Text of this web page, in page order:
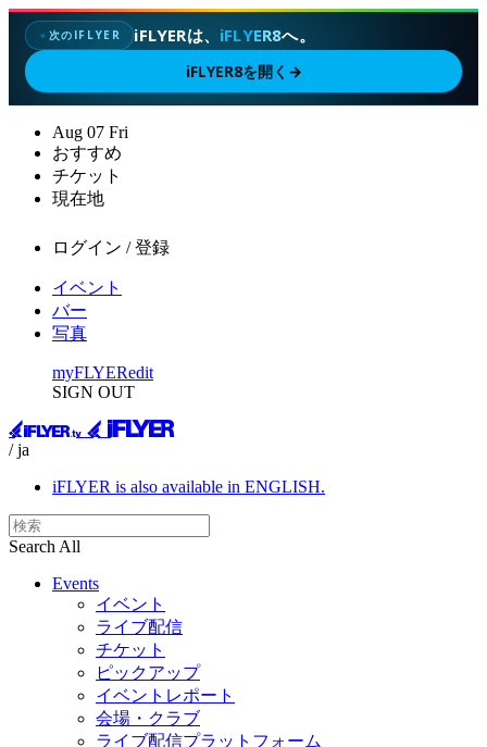
✦次のIFLYER iFLYERは、 iFLYER8へ。
iFLYER8を開く →
Aug 07 Fri
おすすめ
チケット
現在地
ログイン / 登録
イベント
バー
写真
myFLYERedit
SIGN OUT
/ ja
iFLYER is also available in ENGLISH.
Search All
Events
イベント
ライブ配信
チケット
ピックアップ
イベントレポート
会場・クラブ
ライブ配信プラットフォーム